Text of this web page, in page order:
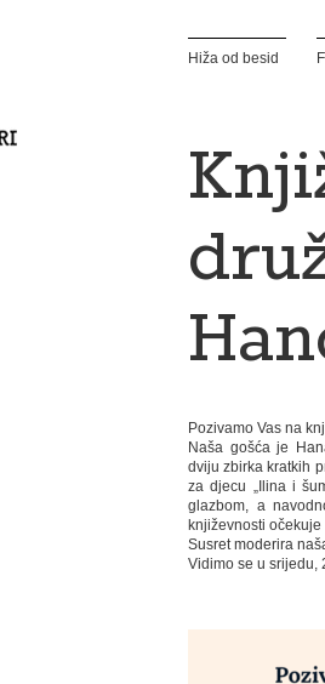
Hiža od besid
Pozivamo Vas na
Naša gošća je
dviju zbirka kratkih
za djecu „Ilina i
glazbom, a
književnosti
Susret moderira
Vidimo se u srijedu,